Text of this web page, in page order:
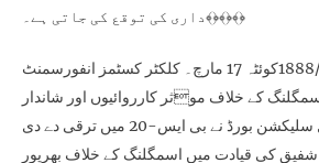
داری کی توقع کی جاتی ہے۔﴾﴿﴾﴿﴾﴿
خبرنامہ نمبر 1888/2025کوئٹہ 17 مارچ۔ کلکٹر کسٹمز انفورسمنٹ
کے خلاف موثر کارروائیوں اور شاندار
کارکردگی پر سنٹرل سلیکشن بورڈ نے بی ایس-20 میں ترقی دے دی
کی قیادت میں اسمگلنگ کے خلاف بھرپور